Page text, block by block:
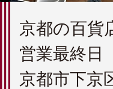
京都の百貨
営業最終日
京都市下京